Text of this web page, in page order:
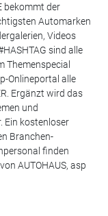
bekommt der
Automarken
Videos
sind alle
Themenspecial
Onlineportal alle
Ergänzt wird das
und
Ein kostenloser
Branchen-
finden
AUTOHAUS, asp